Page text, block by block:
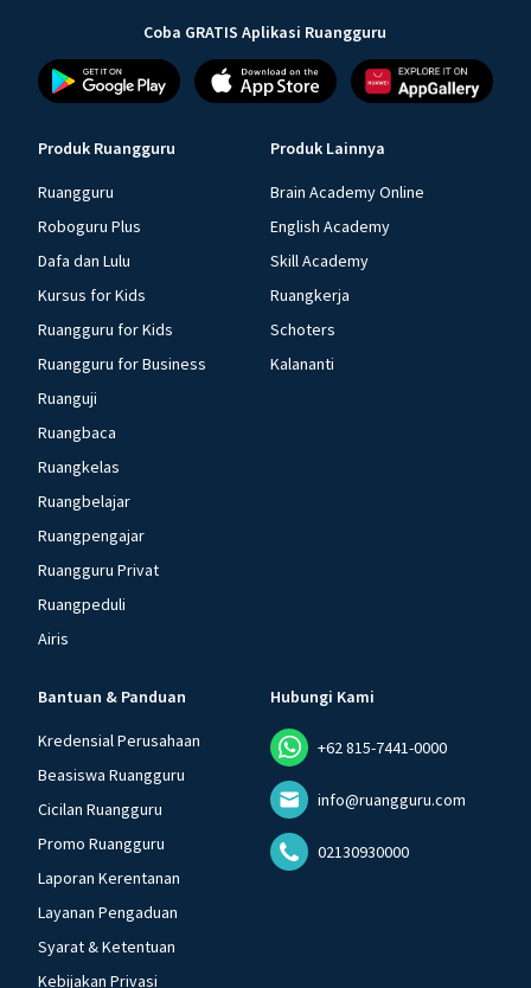
Coba GRATIS Aplikasi Ruangguru
Produk Ruangguru
Ruangguru
Roboguru Plus
Dafa dan Lulu
Kursus for Kids
Ruangguru for Kids
Ruangguru for Business
Ruanguji
Ruangbaca
Ruangkelas
Ruangbelajar
Ruangpengajar
Ruangguru Privat
Ruangpeduli
Airis
Produk Lainnya
Brain Academy Online
English Academy
Skill Academy
Ruangkerja
Schoters
Kalananti
Bantuan & Panduan
Kredensial Perusahaan
Beasiswa Ruangguru
Cicilan Ruangguru
Promo Ruangguru
Laporan Kerentanan
Layanan Pengaduan
Syarat & Ketentuan
Kebijakan Privasi
Hubungi Kami
+62 815-7441-0000
info@ruangguru.com
02130930000